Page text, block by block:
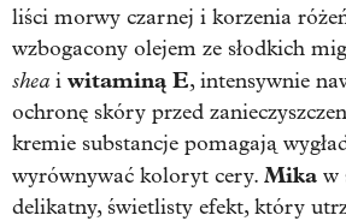
liści morwy czarnej i korzenia
wzbogacony olejem ze słodkich
shea i witaminą E, intensywnie
ochronę skóry przed
kremie substancje pomagają
wyrównywać koloryt cery. Mika w
delikatny, świetlisty efekt, który